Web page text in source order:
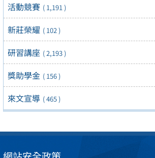
活動競賽 ( 1,191 )
新莊榮耀 ( 102 )
研習講座 ( 2,193 )
獎助學金 ( 156 )
來文宣導 ( 465 )